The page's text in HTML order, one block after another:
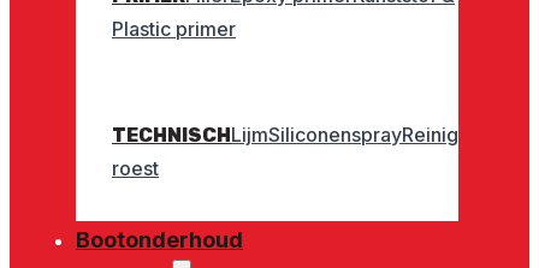
Plastic primer
TECHNISCHLijmSiliconensprayReinigers
roest
Bootonderhoud